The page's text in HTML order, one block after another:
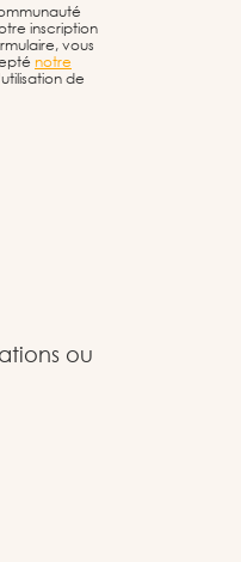
inscription
vous
notre
de
ou